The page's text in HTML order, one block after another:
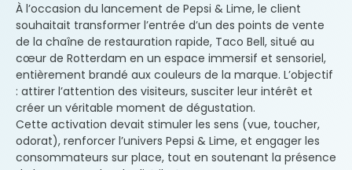
À l’occasion du lancement de Pepsi & Lime, le client
souhaitait transformer l’entrée d’un des points de vente
de la chaîne de restauration rapide, Taco Bell, situé au
cœur de Rotterdam en un espace immersif et sensoriel,
entièrement brandé aux couleurs de la marque. L’objectif
: attirer l’attention des visiteurs, susciter leur intérêt et
créer un véritable moment de dégustation.
Cette activation devait stimuler les sens (vue, toucher,
odorat), renforcer l’univers Pepsi & Lime, et engager les
consommateurs sur place, tout en soutenant la présence